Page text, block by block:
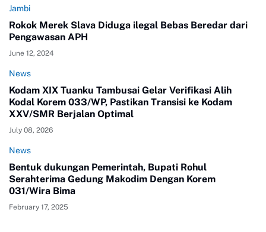
Jambi
Rokok Merek Slava Diduga ilegal Bebas Beredar dari
Pengawasan APH
June 12, 2024
News
Kodam XIX Tuanku Tambusai Gelar Verifikasi Alih
Kodal Korem 033/WP, Pastikan Transisi ke Kodam
XXV/SMR Berjalan Optimal
July 08, 2026
News
Bentuk dukungan Pemerintah, Bupati Rohul
Serahterima Gedung Makodim Dengan Korem
031/Wira Bima
February 17, 2025